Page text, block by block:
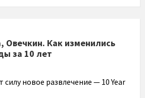
Овечкин. Как изменились
за 10 лет
силу новое развлечение — 10 Year